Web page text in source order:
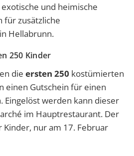
und heimische
für zusätzliche
Hellabrunn.
250 Kinder
die ersten 250 kostümierten
einen Gutschein für einen
Eingelöst werden kann dieser
im Hauptrestaurant. Der
nur am 17. Februar